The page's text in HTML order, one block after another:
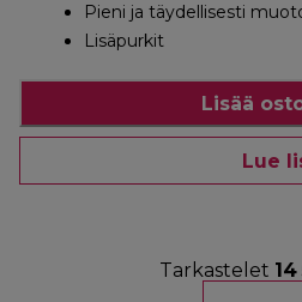
Pieni ja täydellisesti
Lisäpurkit
Lisää
Lue
Tarkastelet 14